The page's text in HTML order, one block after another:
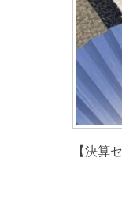
【決算